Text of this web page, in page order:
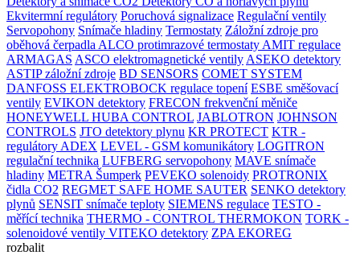
Ekvitermní regulátory Poruchová signalizace Regulační ventily
Servopohony Snímače hladiny Termostaty Záložní zdroje pro
oběhová čerpadla ALCO protimrazové termostaty AMIT regulace
ARMAGAS ASCO elektromagnetické ventily ASEKO detektory
ASTIP záložní zdroje BD SENSORS COMET SYSTEM
DANFOSS ELEKTROBOCK regulace topení ESBE směšovací
ventily EVIKON detektory FRECON frekvenční měniče
HONEYWELL HUBA CONTROL JABLOTRON JOHNSON
CONTROLS JTO detektory plynu KR PROTECT KTR -
regulátory ADEX LEVEL - GSM komunikátory LOGITRON
regulační technika LUFBERG servopohony MAVE snímače
hladiny METRA Šumperk PEVEKO solenoidy PROTRONIX
čidla CO2 REGMET SAFE HOME SAUTER SENKO detektory
plynů SENSIT snímače teploty SIEMENS regulace TESTO -
měřící technika THERMO - CONTROL THERMOKON TORK -
solenoidové ventily VITEKO detektory ZPA EKOREG
rozbalit